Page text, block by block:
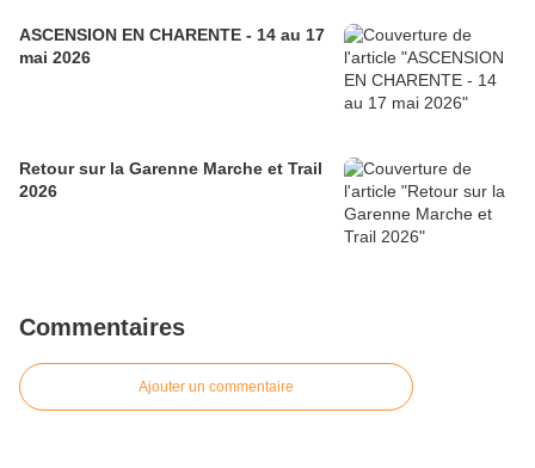
ASCENSION EN CHARENTE - 14 au 17
mai 2026
Retour sur la Garenne Marche et Trail
2026
Commentaires
Ajouter un commentaire